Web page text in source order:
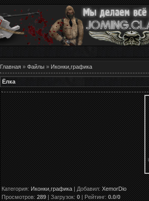
Главная » Файлы » Иконки,графика
Ёлка
Категория:Иконки,графика|Добавил:XemorDio
Просмотров:289|Загрузок:0|Рейтинг:0.0/0